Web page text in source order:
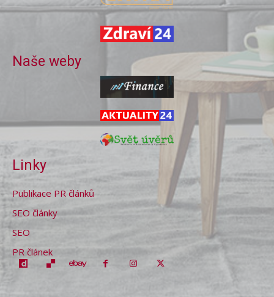
Naše weby
Linky
Publikace PR článků
SEO články
SEO
PR článek